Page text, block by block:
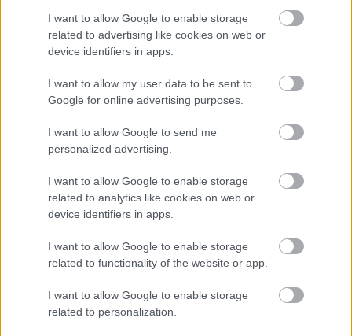
I want to allow Google to enable storage
related to advertising like cookies on web or
device identifiers in apps.
I want to allow my user data to be sent to
Google for online advertising purposes.
I want to allow Google to send me
personalized advertising.
I want to allow Google to enable storage
related to analytics like cookies on web or
device identifiers in apps.
I want to allow Google to enable storage
related to functionality of the website or app.
I want to allow Google to enable storage
related to personalization.
éves célszemélyt kellett volna leszállítania. Kiderült
azonban, hogy az illető Yoda fajába tartozik, így rendkívül
lassan öregszik, és valójában csak egy csecsemő. Din
küldetése ezután az lett, hogy helyet találjon az ifjúnak a
sajátjai között, ami az ő értelmezése szerint a jediket
kutatta a gyermeket Gideon moff vezetésével, akik a
vérét akarták felhasználni valamilyen biológiai
kísérletben, ami nagy valószínűséggel az Uralkodó
visszatéréséhez köthető.
Ahsokával, aki az Erőn keresztül kommunikálva
megtudta, a gyermek neve Grogu, és a 66-os parancsot
azért élte túl, mert nevelői elrejtették őt a Jedi
Templomban, később pedig elrabolták, de az emlékei